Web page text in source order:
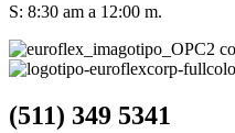
S: 8:30 am a 12:00 m.
(511) 349 5341